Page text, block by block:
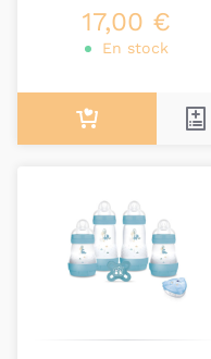
17,00 €
En stock